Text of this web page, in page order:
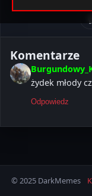
Komentarze
żydek młody
Odpowiedz
© 2025 DarkMemes